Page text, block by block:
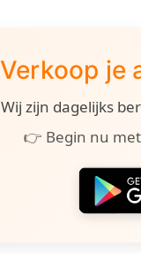
Verkoop je
Wij zijn dagelijks
👉 Begin nu